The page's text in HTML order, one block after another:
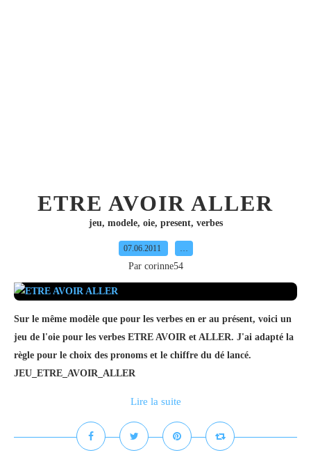
ETRE AVOIR ALLER
jeu, modele, oie, present, verbes
07.06.2011 …
Par corinne54
Sur le même modèle que pour les verbes en er au présent, voici un
jeu de l'oie pour les verbes ETRE AVOIR et ALLER. J'ai adapté la
règle pour le choix des pronoms et le chiffre du dé lancé.
JEU_ETRE_AVOIR_ALLER
Lire la suite